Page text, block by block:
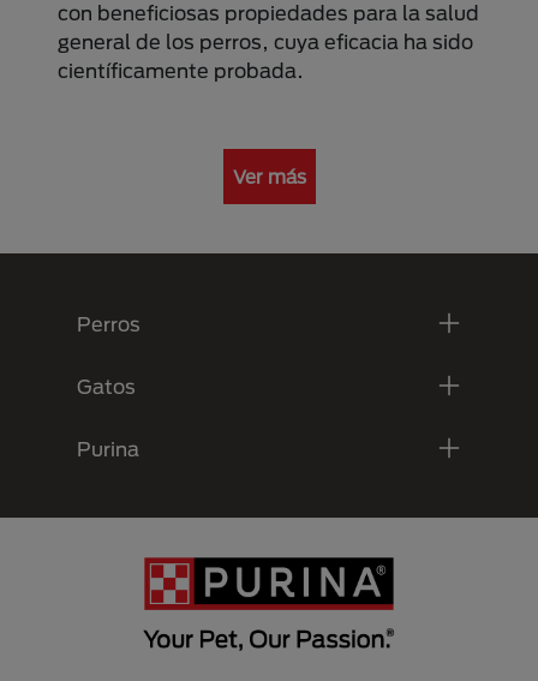
con beneficiosas propiedades para la salud
general de los perros, cuya eficacia ha sido
científicamente probada.
Ver más
Perros
Gatos
Purina